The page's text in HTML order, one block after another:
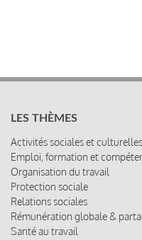
LES THÈMES
Activités sociales et culturelles
Emploi, formation et
Organisation du travail
Protection sociale
Relations sociales
Rémunération globale &
Santé au travail